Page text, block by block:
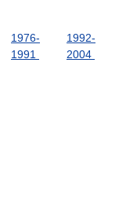
1976-
1991
1992-
2004